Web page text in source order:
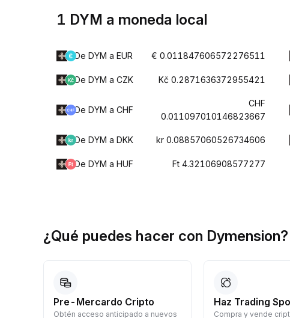
1 DYM a moneda local
De DYM a EUR € 0.011847606572276511
De DYM a CZK Kč 0.2871636372955421
De DYM a CHF
CHF
0.011097010146823667
De DYM a DKK kr 0.08857060526734606
De DYM a HUF Ft 4.32106908577277
¿Qué puedes hacer con Dymension?
Pre-Mercardo Cripto
Obtén acceso anticipado a nuevos
Haz Trading
Compra y vende